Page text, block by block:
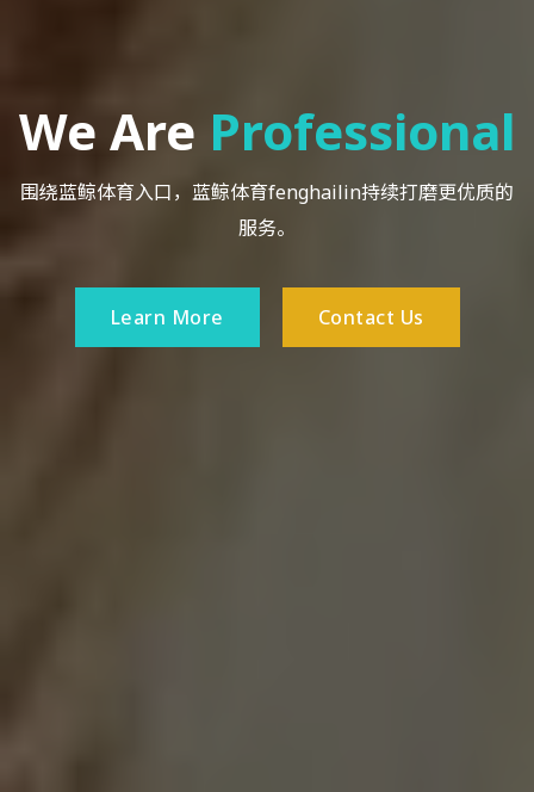
We Are Professional
围绕蓝鲸体育入口，蓝鲸体育fenghailin持续打磨更优质的
服务。
Learn More Contact Us